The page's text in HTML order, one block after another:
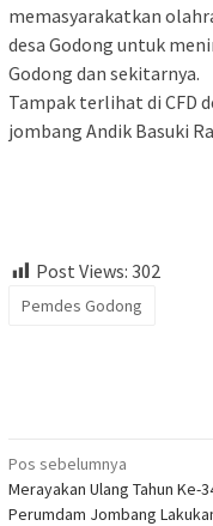
memasyarakatkan
desa Godong untuk
Godong dan sekitarnya.
Tampak terlihat di CFD
jombang Andik Basuki
Post Views: 302
Pemdes Godong
Navigasi
pos
Pos sebelumnya
Merayakan Ulang Tahun Ke-
Perumdam Jombang